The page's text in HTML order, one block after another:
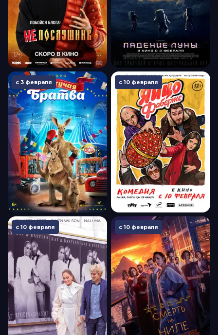
с 3 февраля с 10 февраля
с 10 февраля с 10 февраля